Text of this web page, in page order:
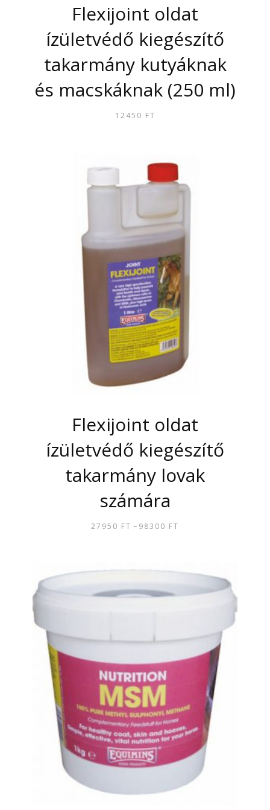
Flexijoint oldat
ízületvédő kiegészítő
takarmány kutyáknak
és macskáknak (250 ml)
12450 FT
Flexijoint oldat
ízületvédő kiegészítő
takarmány lovak
számára
27950 FT – 98300 FT
98300 FT
TÖBB
VÁLTOZATOK
A
TERMÉKOLDALON
VÁLASZTHATÓK
KI